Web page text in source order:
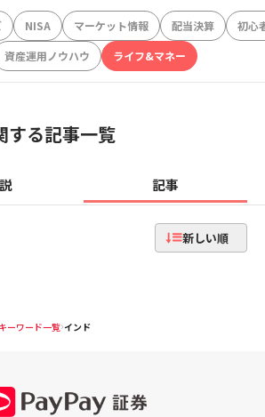
NISA マーケット情報 配当決算
初心
資産運用ノウハウ ライフ&マネー
する記事一覧
記事
新しい順
キーワード一覧 インド